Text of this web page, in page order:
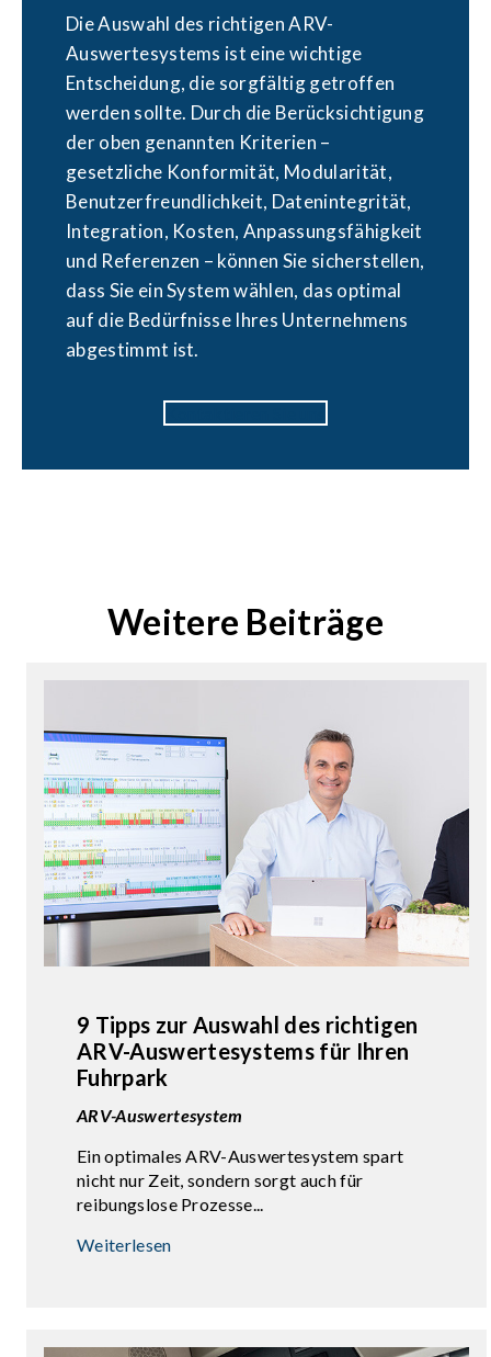
Die Auswahl des richtigen ARV-
Auswertesystems ist eine wichtige
Entscheidung, die sorgfältig getroffen
werden sollte. Durch die Berücksichtigung
der oben genannten Kriterien –
gesetzliche Konformität, Modularität,
Benutzerfreundlichkeit, Datenintegrität,
Integration, Kosten, Anpassungsfähigkeit
und Referenzen – können Sie sicherstellen,
dass Sie ein System wählen, das optimal
auf die Bedürfnisse Ihres Unternehmens
abgestimmt ist.
Weitere Beiträge
9 Tipps zur Auswahl des richtigen
ARV-Auswertesystems für Ihren
Fuhrpark
ARV-Auswertesystem
Ein optimales ARV-Auswertesystem spart
nicht nur Zeit, sondern sorgt auch für
reibungslose Prozesse...
Weiterlesen